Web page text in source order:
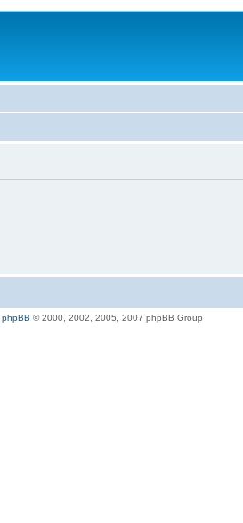
phpBB © 2000, 2002, 2005, 2007 phpBB Group